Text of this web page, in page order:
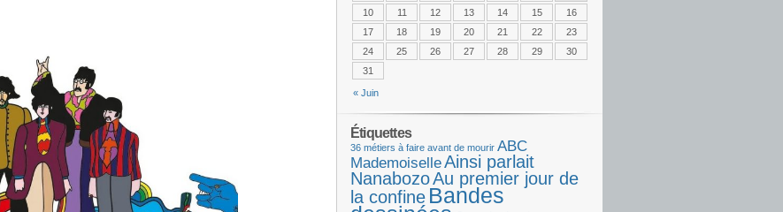
« Juin
10
11 12 13 14 15
16
17
18 19 20 21 22
23
24
25 26 27 28 29
30
31
Étiquettes
36 métiers à faire avant de mourir ABC
MademoiselleAinsi parlait
NanabozoAu premier jour de
la confine Bandes